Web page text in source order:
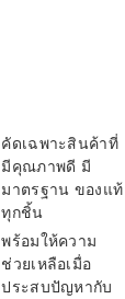
คัดเฉพาะสินค้าที่
มีคุณภาพดี มี
มาตรฐาน ของแท้
ทุกชิ้น
พร้อมให้ความ
ช่วยเหลือเมื่อ
ประสบปัญหากับ